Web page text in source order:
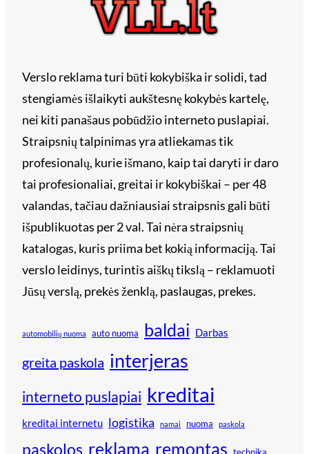
Verslo reklama turi būti kokybiška ir solidi, tad
stengiamės išlaikyti aukštesnę kokybės kartelę,
nei kiti panašaus pobūdžio interneto puslapiai.
Straipsnių talpinimas yra atliekamas tik
profesionalų, kurie išmano, kaip tai daryti ir daro
tai profesionaliai, greitai ir kokybiškai – per 48
valandas, tačiau dažniausiai straipsnis gali būti
išpublikuotas per 2 val. Tai nėra straipsnių
katalogas, kuris priima bet kokią informaciją. Tai
verslo leidinys, turintis aiškų tikslą – reklamuoti
Jūsų verslą, prekės ženklą, paslaugas, prekes.
automobilių nuoma auto nuoma baldai Darbas
greita paskola interjeras
interneto puslapiai kreditai
kreditai internetu logistika namai nuoma paskola
paskolos reklama remontas